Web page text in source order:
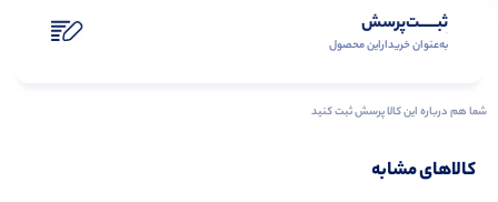
ثبـــــت‌پرسش
به‌عنوان ‌خریدار‌این‌ محصول
شما هم درباره این کالا پرسش ثبت کنید
کالاهای مشابه